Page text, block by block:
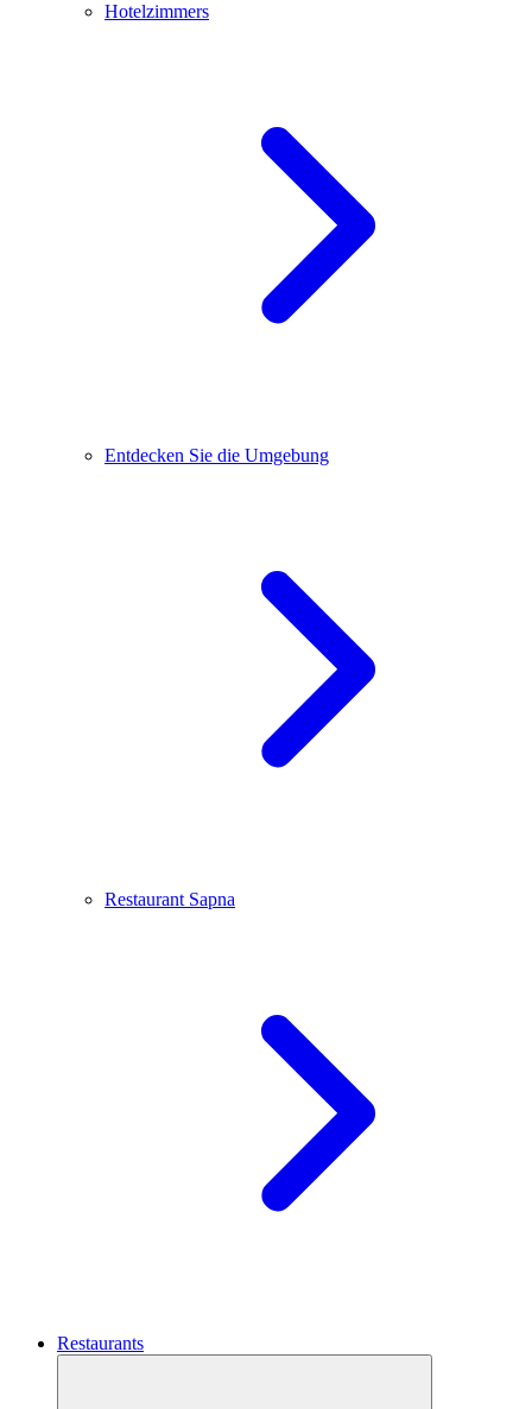
Hotelzimmers
Entdecken Sie die Umgebung
Restaurant Sapna
Restaurants